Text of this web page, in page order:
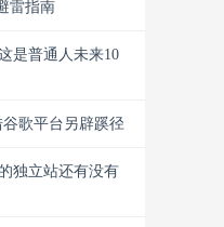
雷指南
是普通人未来10
歌平台另辟蹊径
独立站还有没有